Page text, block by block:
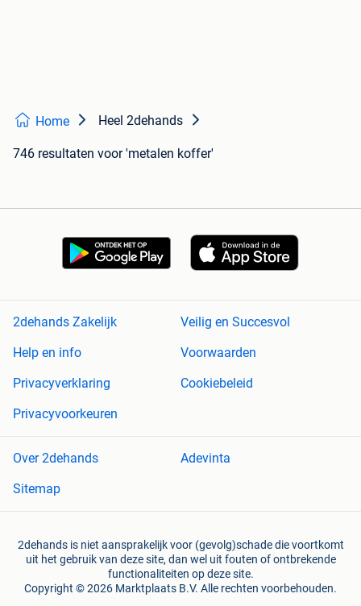
Home Heel 2dehands
746 resultaten voor 'metalen koffer'
2dehands Zakelijk
Veilig en Succesvol
Help en info
Voorwaarden
Privacyverklaring
Cookiebeleid
Privacyvoorkeuren
Over 2dehands
Adevinta
Sitemap
2dehands is niet aansprakelijk voor (gevolg)schade die voortkomt
uit het gebruik van deze site, dan wel uit fouten of ontbrekende
functionaliteiten op deze site.
Copyright © 2026 Marktplaats B.V. Alle rechten voorbehouden.